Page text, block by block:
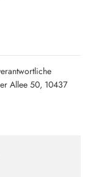
Allee 50, 10437